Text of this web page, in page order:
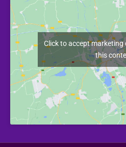
Click to accept marketing
this